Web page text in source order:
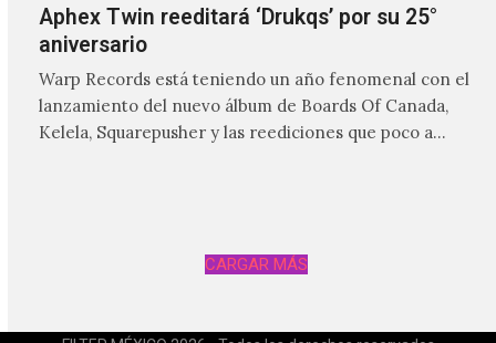
Aphex Twin reeditará ‘Drukqs’ por su 25°
aniversario
Warp Records está teniendo un año fenomenal con el
lanzamiento del nuevo álbum de Boards Of Canada,
Kelela, Squarepusher y las reediciones que poco a…
CARGAR MÁS